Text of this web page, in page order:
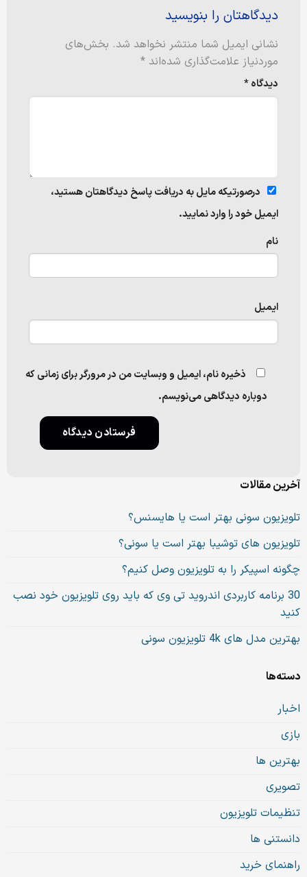
دیدگاهتان را بنویسید
نشانی ایمیل شما منتشر نخواهد شد. بخش‌های
موردنیاز علامت‌گذاری شده‌اند *
دیدگاه*
درصورتیکه مایل به دریافت پاسخ دیدگاهتان هستید،
ایمیل خود را وارد نمایید.
نام
ایمیل
ذخیره نام، ایمیل و وبسایت من در مرورگر برای زمانی که
دوباره دیدگاهی می‌نویسم.
آخرین مقالات
تلویزیون سونی بهتر است یا هایسنس؟
تلویزیون های توشیبا بهتر است یا سونی؟
چگونه اسپیکر را به تلویزیون وصل کنیم؟
30 برنامه کاربردی اندروید تی وی که باید روی تلویزیون خود نصب
کنید
بهترین مدل های 4k تلویزیون سونی
دسته‌ها
اخبار
بازی
بهترین ها
تصویری
تنظیمات تلویزیون
دانستنی ها
راهنمای خرید